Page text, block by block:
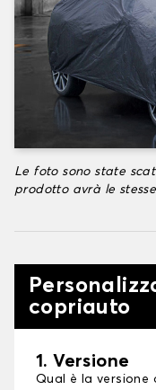
Le foto sono state
prodotto avrà le
copriauto
1. Versione
Qual è la versione